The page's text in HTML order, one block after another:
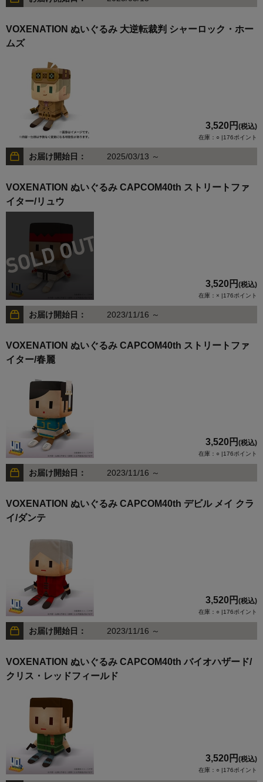
VOXENATION ぬいぐるみ 大逆転裁判 シャーロック・ホー
ムズ
3,520円 (税込)
在庫：○ |176ポイント
お届け開始日： 2025/03/13 ～
VOXENATION ぬいぐるみ CAPCOM40th ストリートファ
イター/リュウ
3,520円 (税込)
在庫：× |176ポイント
お届け開始日： 2023/11/16 ～
VOXENATION ぬいぐるみ CAPCOM40th ストリートファ
イター/春麗
3,520円 (税込)
在庫：○ |176ポイント
お届け開始日： 2023/11/16 ～
VOXENATION ぬいぐるみ CAPCOM40th デビル メイ クラ
イ/ダンテ
3,520円 (税込)
在庫：○ |176ポイント
お届け開始日： 2023/11/16 ～
VOXENATION ぬいぐるみ CAPCOM40th バイオハザード/
クリス・レッドフィールド
3,520円 (税込)
在庫：○ |176ポイント